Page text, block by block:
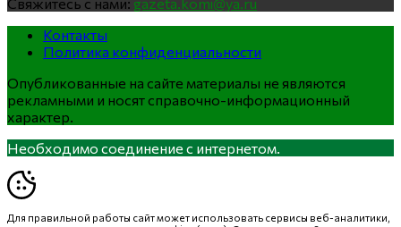
Контакты
Политика конфиденциальности
Опубликованные на сайте материалы не являются
рекламными и носят справочно-информационный
характер.
Необходимо соединение с интернетом.
Для правильной работы сайт может использовать сервисы веб-аналитики,